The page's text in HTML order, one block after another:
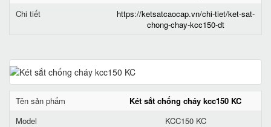
Chi tiết
https://ketsatcaocap.vn/chi-tiet/ket-sat-
chong-chay-kcc150-dt
Tên sản phẩm
Két sắt chống cháy kcc150 KC
Model
KCC150 KC